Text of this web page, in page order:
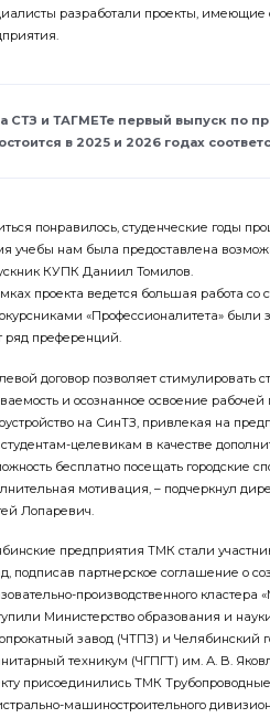
разработали проекты, имеющие
СТЗ и ТАГМЕТе первый выпуск по
в 2025 и 2026 годах
понравилось, студенческие годы
учебы нам была предоставлена
КУПК Даниил Томилов.
проекта ведется большая работа со
«Профессионалитета»
ряд преференций.
договор позволяет стимулировать
и осознанное освоение
на СинТЗ, привлекая на
студентам-целевикам в качестве
бесплатно посещать городские
мотивация, – подчеркнул
Лопаревич.
предприятия ТМК стали
подписав партнерское соглашение о
производственного кластера
Министерство образования и
завод (ЧТПЗ) и Челябинский
техникум (ЧГПГТ) им. А. В.
присоединились ТМК
машиностроительного